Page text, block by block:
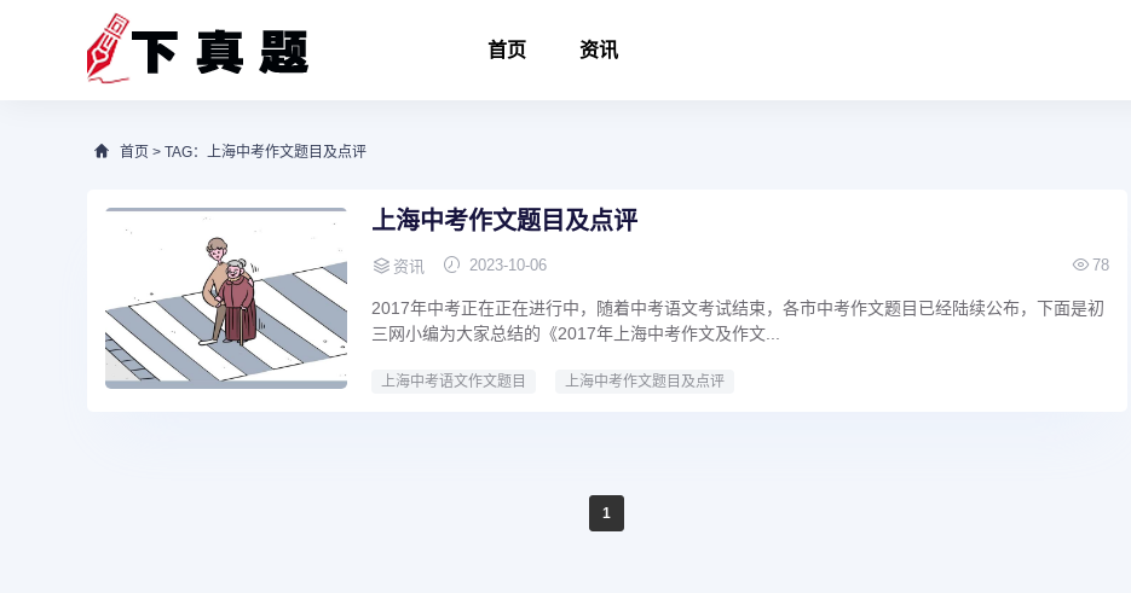
首页 资讯
首页 > TAG：上海中考作文题目及点评
上海中考作文题目及点评
资讯 2023-10-06 78
2017年中考正在正在进行中，随着中考语文考试结束，各市中考作文题目已经陆续公布，下面是初
三网小编为大家总结的《2017年上海中考作文及作文...
上海中考语文作文题目 上海中考作文题目及点评
1